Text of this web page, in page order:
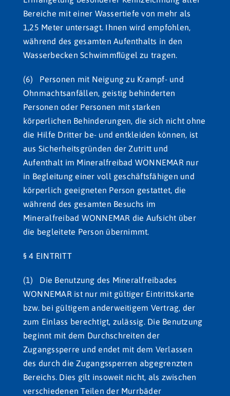
Bereiche mit einer Wassertiefe von mehr als
1,25 Meter untersagt. Ihnen wird empfohlen,
während des gesamten Aufenthalts in den
Wasserbecken Schwimmﬂügel zu tragen.
(6) Personen mit Neigung zu Krampf- und
Ohnmachtsanfällen, geistig behinderten
Personen oder Personen mit starken
körperlichen Behinderungen, die sich nicht ohne
die Hilfe Dritter be- und entkleiden können, ist
aus Sicherheitsgründen der Zutritt und
Aufenthalt im Mineralfreibad WONNEMAR nur
in Begleitung einer voll geschäftsfähigen und
körperlich geeigneten Person gestattet, die
während des gesamten Besuchs im
Mineralfreibad WONNEMAR die Aufsicht über
die begleitete Person übernimmt.
§ 4 EINTRITT
(1) Die Benutzung des Mineralfreibades
WONNEMAR ist nur mit gültiger Eintrittskarte
bzw. bei gültigem anderweitigem Vertrag, der
zum Einlass berechtigt, zulässig. Die Benutzung
beginnt mit dem Durchschreiten der
Zugangssperre und endet mit dem Verlassen
des durch die Zugangssperren abgegrenzten
Bereichs. Dies gilt insoweit nicht, als zwischen
verschiedenen Teilen der Murrbäder